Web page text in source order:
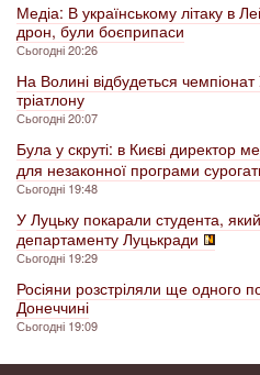
Медіа: В українському літаку в
дрон, були боєприпаси
Сьогодні 20:26
На Волині відбудеться чемпіонат
тріатлону
Сьогодні 20:07
Була у скруті: в Києві директор
для незаконної програми
Сьогодні 19:48
У Луцьку покарали студента, який
департаменту Луцькради
Сьогодні 19:29
Росіяни розстріляли ще одного
Донеччині
Сьогодні 19:09